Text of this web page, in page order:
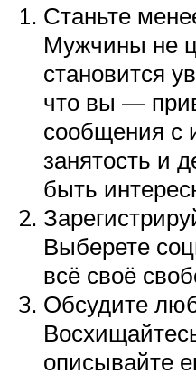
Станьте
Мужчины не
становится
что вы —
сообщения с
занятость и
быть
Выберете
всё своё
Обсудите
описывайте